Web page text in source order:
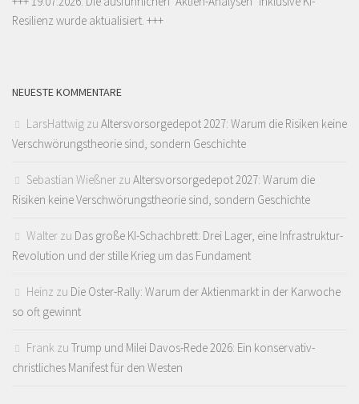
Resilienz wurde aktualisiert. +++
NEUESTE KOMMENTARE
LarsHattwig zu Altersvorsorgedepot 2027: Warum die Risiken keine
Verschwörungstheorie sind, sondern Geschichte
Sebastian Wießner zu Altersvorsorgedepot 2027: Warum die
Risiken keine Verschwörungstheorie sind, sondern Geschichte
Walter zu Das große KI-Schachbrett: Drei Lager, eine Infrastruktur-
Revolution und der stille Krieg um das Fundament
Heinz zu Die Oster-Rally: Warum der Aktienmarkt in der Karwoche
so oft gewinnt
Frank zu Trump und Milei Davos-Rede 2026: Ein konservativ-
christliches Manifest für den Westen